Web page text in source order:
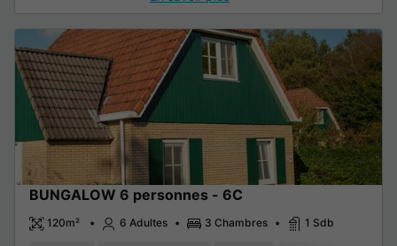
BUNGALOW 6 personnes - 6C
120m² 6 Adultes 3 Chambres 1 Sdb